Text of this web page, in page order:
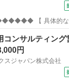
【 具体的な
約20～30名) ■面談
・実行 ■営業スタッフ
コンサルティング
円
スジャパン株式会社